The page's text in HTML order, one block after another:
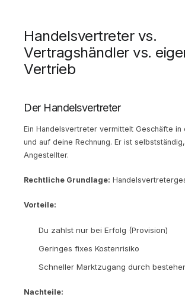
Handelsvertreter vs.
Vertragshändler vs.
Vertrieb
Der Handelsvertreter
Ein Handelsvertreter vermittelt Geschäfte in
und auf deine Rechnung. Er ist
Angestellter.
Rechtliche Grundlage:
Vorteile:
Du zahlst nur bei Erfolg (Provision)
Geringes fixes Kostenrisiko
Schneller Marktzugang durch
Nachteile: